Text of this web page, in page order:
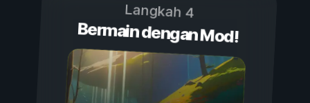
Langkah 4
Bermain dengan Mod!